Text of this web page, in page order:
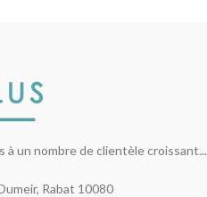
un nombre de clientèle croissant...
Rabat 10080